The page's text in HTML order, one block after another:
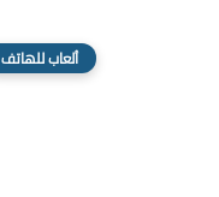
ألعاب للهاتف